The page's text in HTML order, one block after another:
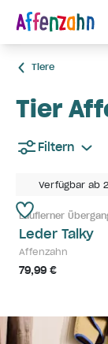
Tiere
Tier
Filtern
Verfügbar ab
Lauflerner
Leder Talky
Affenzahn
79,99 €